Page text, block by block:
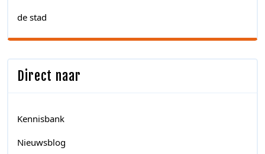
de stad
Direct naar
Kennisbank
Nieuwsblog